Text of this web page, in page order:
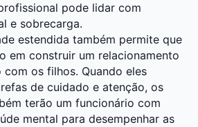
pode lidar com
e sobrecarga.
estendida também permite que
em construir um relacionamento
os filhos. Quando eles
de cuidado e atenção, os
terão um funcionário com
mental para desempenhar as